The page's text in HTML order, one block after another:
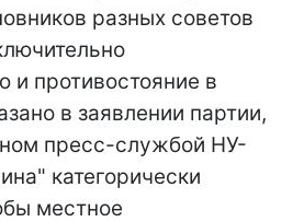
разных советов
и противостояние в
в заявлении партии,
пресс-службой НУ-
категорически
местное